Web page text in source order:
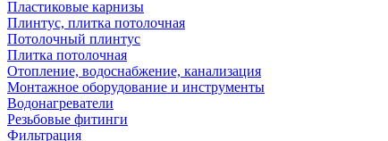
Пластиковые карнизы
Плинтус, плитка потолочная
Потолочный плинтус
Плитка потолочная
Отопление, водоснабжение, канализация
Монтажное оборудование и инструменты
Водонагреватели
Резьбовые фитинги
Фильтрация